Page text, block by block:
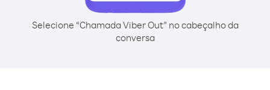
Selecione “Chamada Viber Out” no cabeçalho da
conversa